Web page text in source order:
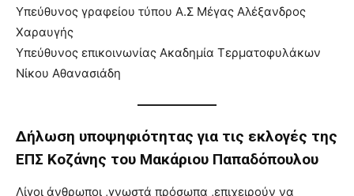
Υπεύθυνος γραφείου τύπου Α.Σ Μέγας Αλέξανδρος
Χαραυγής
Υπεύθυνος επικοινωνίας Ακαδημία Τερματοφυλάκων
Νίκου Αθανασιάδη
Δήλωση υποψηφιότητας για τις εκλογές της
ΕΠΣ Κοζάνης του Μακάριου Παπαδόπουλου
Λίγοι άνθρωποι ,γνωστά πρόσωπα ,επιχειρούν να